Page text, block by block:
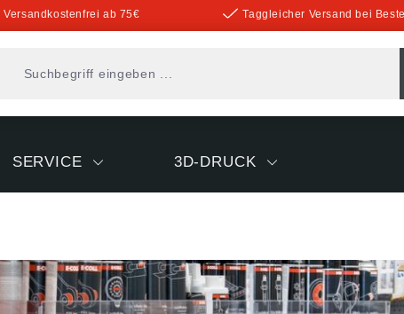
Versandkostenfrei ab 75€ Taggleicher Versand bei
SERVICE 3D-DRUCK